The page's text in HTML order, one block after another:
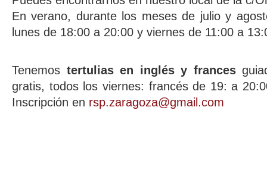
En verano, durante los meses de julio y
lunes de 18:00 a 20:00 y viernes de 11:00 a
Tenemos tertulias en inglés y frances
gratis, todos los viernes: francés de 19: a
Inscripción en rsp.zaragoza@gmail.com